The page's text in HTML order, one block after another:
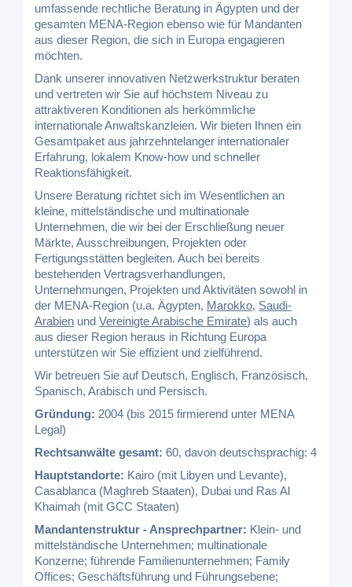
umfassende rechtliche Beratung in Ägypten und der
gesamten MENA-Region ebenso wie für Mandanten
aus dieser Region, die sich in Europa engagieren
möchten.
Dank unserer innovativen Netzwerkstruktur beraten
und vertreten wir Sie auf höchstem Niveau zu
attraktiveren Konditionen als herkömmliche
internationale Anwaltskanzleien. Wir bieten Ihnen ein
Gesamtpaket aus jahrzehntelanger internationaler
Erfahrung, lokalem Know-how und schneller
Reaktionsfähigkeit.
Unsere Beratung richtet sich im Wesentlichen an
kleine, mittelständische und multinationale
Unternehmen, die wir bei der Erschließung neuer
Märkte, Ausschreibungen, Projekten oder
Fertigungsstätten begleiten. Auch bei bereits
bestehenden Vertragsverhandlungen,
Unternehmungen, Projekten und Aktivitäten sowohl in
der MENA-Region (u.a. Ägypten, Marokko, Saudi-
Arabien undVereinigte Arabische Emirate) als auch
aus dieser Region heraus in Richtung Europa
unterstützen wir Sie effizient und zielführend.
Wir betreuen Sie auf Deutsch, Englisch, Französisch,
Spanisch, Arabisch und Persisch.
Gründung: 2004 (bis 2015 firmierend unter MENA
Legal)
Rechtsanwälte gesamt: 60, davon deutschsprachig: 4
Hauptstandorte: Kairo (mit Libyen und Levante),
Casablanca (Maghreb Staaten), Dubai und Ras Al
Khaimah (mit GCC Staaten)
Mandantenstruktur - Ansprechpartner: Klein- und
mittelständische Unternehmen; multinationale
Konzerne; führende Familienunternehmen; Family
Offices; Geschäftsführung und Führungsebene;